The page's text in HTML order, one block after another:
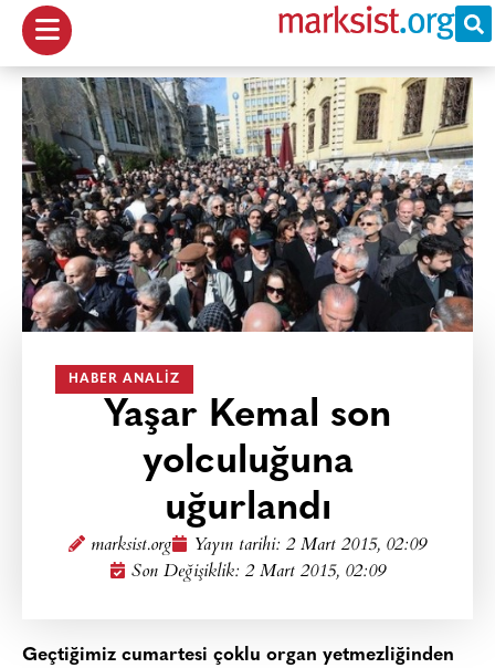
HABER ANALIZ
Yaşar Kemal son
yolculuğuna
uğurlandı
marksist.org Yayın tarihi: 2 Mart 2015, 02:09
Son Değişiklik: 2 Mart 2015, 02:09
Geçtiğimiz cumartesi çoklu organ yetmezliğinden